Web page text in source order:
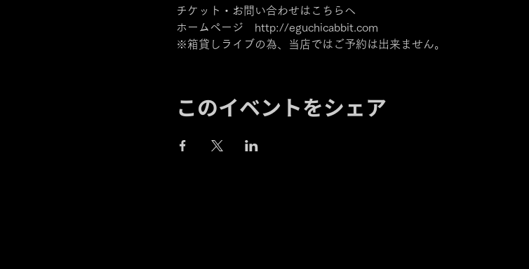
チケット・お問い合わせはこちらへ
ホームページ　http://eguchicabbit.com
※箱貸しライブの為、当店ではご予約は出来ません。
このイベントをシェア